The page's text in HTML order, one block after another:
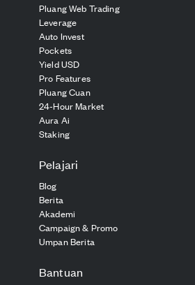
Pluang Web Trading
Leverage
Auto Invest
Pockets
Yield USD
Pro Features
Pluang Cuan
24-Hour Market
Aura Ai
Staking
Pelajari
Blog
Berita
Akademi
Campaign & Promo
Umpan Berita
Bantuan